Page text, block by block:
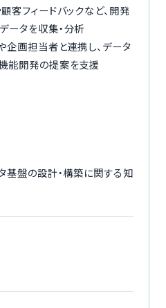
客フィードバックなど、開発
ータを収集・分析
企画担当者と連携し、データ
能開発の提案を支援
基盤の設計・構築に関する知